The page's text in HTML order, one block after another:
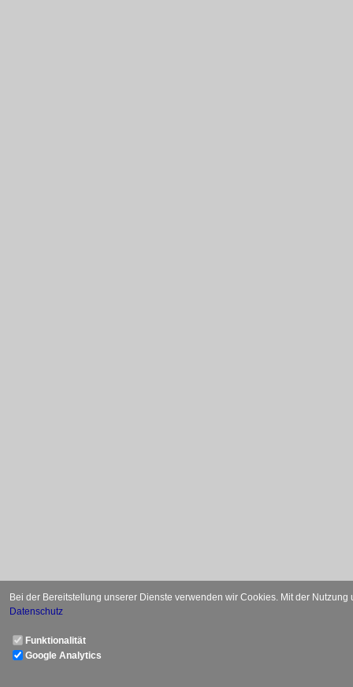
Bei der Bereitstellung unserer Dienste verwenden wir Cookies. Mit der
Datenschutz
Funktionalität
Google Analytics